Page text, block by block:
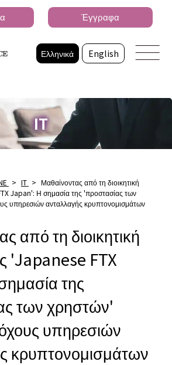
Ελληνικά English
Έγγραφα
IT
> IT > Μαθαίνοντας από τη διοικητική
Japan': Η σημασία της 'προστασίας των
υπηρεσιών ανταλλαγής κρυπτονομισμάτων
από τη διοικητική
'Japanese FTX
της
των χρηστών'
υπηρεσιών
κρυπτονομισμάτων